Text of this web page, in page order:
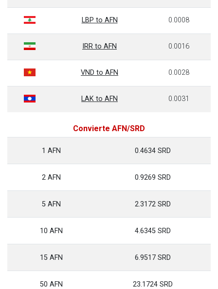
LBP to AFN 0.0008
IRR to AFN 0.0016
VND to AFN 0.0028
LAK to AFN 0.0031
Convierte AFN/SRD
1 AFN 0.4634 SRD
2 AFN 0.9269 SRD
5 AFN 2.3172 SRD
10 AFN 4.6345 SRD
15 AFN 6.9517 SRD
50 AFN 23.1724 SRD